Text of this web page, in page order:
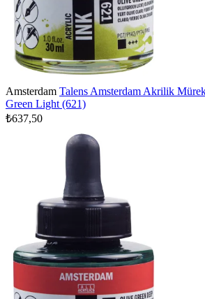
Amsterdam Talens Amsterdam Akrilik
Green Light (621)
₺637,50